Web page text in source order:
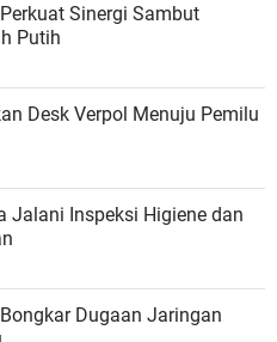
Sinergi Sambut
Putih
Desk Verpol Menuju Pemilu
Jalani Inspeksi Higiene dan
Dugaan Jaringan